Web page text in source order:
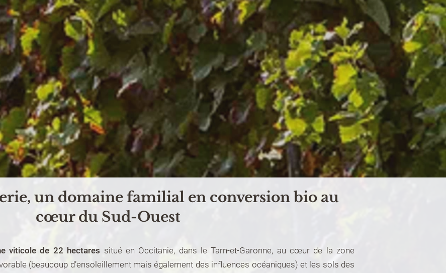
un domaine familial en conversion bio au
cœur du Sud-Ouest
viticole de 22 hectares situé en Occitanie, dans le Tarn-et-Garonne, au cœur de la zone
(beaucoup d’ensoleillement mais également des influences océaniques) et les sols des